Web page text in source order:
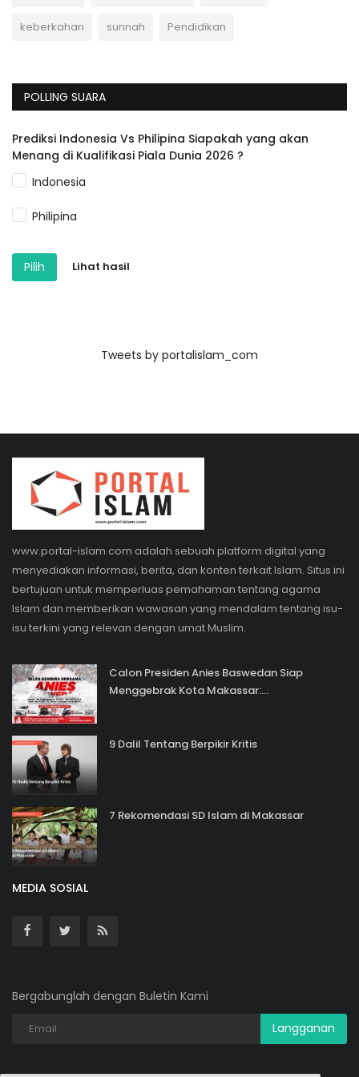
keberkahan sunnah Pendidikan
POLLING SUARA
Prediksi Indonesia Vs Philipina Siapakah yang akan
Menang di Kualifikasi Piala Dunia 2026 ?
Indonesia
Philipina
Pilih Lihat hasil
Tweets by portalislam_com
www.portal-islam.com adalah sebuah platform digital yang
menyediakan informasi, berita, dan konten terkait Islam. Situs ini
bertujuan untuk memperluas pemahaman tentang agama
Islam dan memberikan wawasan yang mendalam tentang isu-
isu terkini yang relevan dengan umat Muslim.
Calon Presiden Anies Baswedan Siap
Menggebrak Kota Makassar:...
9 Dalil Tentang Berpikir Kritis
7 Rekomendasi SD Islam di Makassar
MEDIA SOSIAL
Bergabunglah dengan Buletin Kami
Langganan